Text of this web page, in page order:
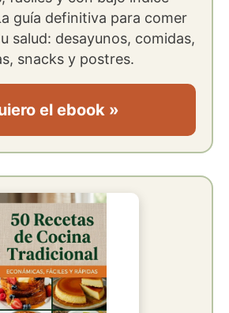
guía definitiva para comer
salud: desayunos, comidas,
snacks y postres.
el ebook »